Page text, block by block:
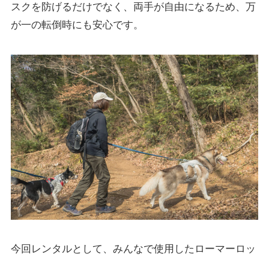
スクを防げるだけでなく、両手が自由になるため、万
が一の転倒時にも安心です。
今回レンタルとして、みんなで使用したローマーロッ